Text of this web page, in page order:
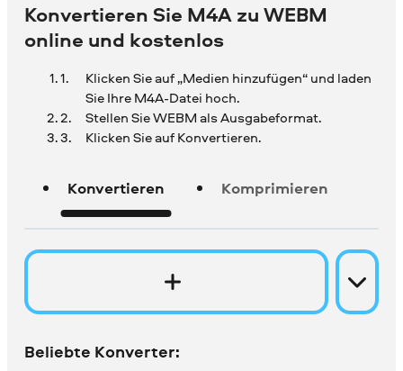
Konvertieren Sie M4A zu WEBM
online und kostenlos
Klicken Sie auf „Medien hinzufügen“ und laden
Sie IhreM4A-Datei hoch.
Stellen Sie WEBM als Ausgabeformat.
Klicken Sie auf Konvertieren.
Konvertieren Komprimieren
Beliebte Konverter: